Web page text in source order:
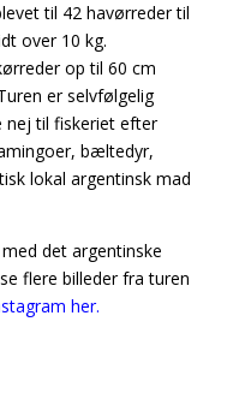
til 42 havørreder til
over 10 kg.
op til 60 cm
er selvfølgelig
nej til fiskeriet efter
bæltedyr,
lokal argentinsk mad
det argentinske
flere billeder fra turen
her.